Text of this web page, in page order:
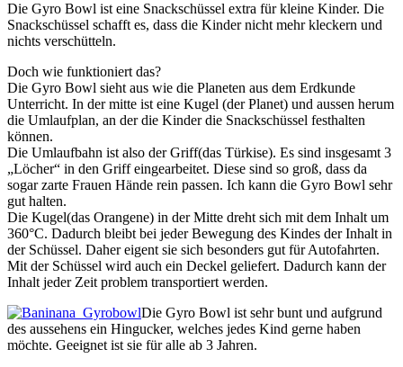
Die Gyro Bowl ist eine Snackschüssel extra für kleine Kinder. Die
Snackschüssel schafft es, dass die Kinder nicht mehr kleckern und
nichts verschütteln.
Doch wie funktioniert das?
Die Gyro Bowl sieht aus wie die Planeten aus dem Erdkunde
Unterricht. In der mitte ist eine Kugel (der Planet) und aussen herum
die Umlaufplan, an der die Kinder die Snackschüssel festhalten
können.
Die Umlaufbahn ist also der Griff(das Türkise). Es sind insgesamt 3
„Löcher“ in den Griff eingearbeitet. Diese sind so groß, dass da
sogar zarte Frauen Hände rein passen. Ich kann die Gyro Bowl sehr
gut halten.
Die Kugel(das Orangene) in der Mitte dreht sich mit dem Inhalt um
360°C. Dadurch bleibt bei jeder Bewegung des Kindes der Inhalt in
der Schüssel. Daher eigent sie sich besonders gut für Autofahrten.
Mit der Schüssel wird auch ein Deckel geliefert. Dadurch kann der
Inhalt jeder Zeit problem transportiert werden.
Die Gyro Bowl ist sehr bunt und aufgrund
des aussehens ein Hingucker, welches jedes Kind gerne haben
möchte. Geeignet ist sie für alle ab 3 Jahren.